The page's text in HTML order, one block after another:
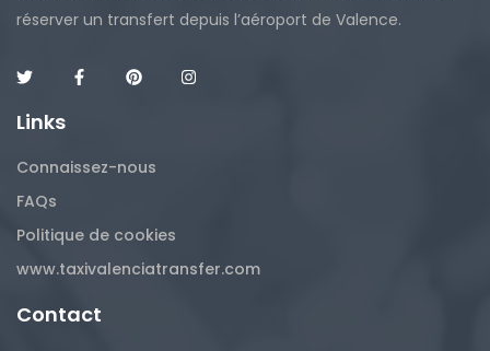
réserver un transfert depuis l’aéroport de Valence.
Links
Connaissez-nous
FAQs
Politique de cookies
www.taxivalenciatransfer.com
Contact